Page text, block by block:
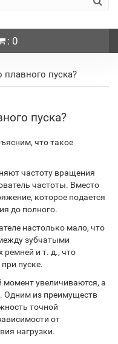
: 0
плавного пуска?
пуска?
что такое
частоту вращения
частоты. Вместо
которое подается
до полного.
настолько мало, что
зубчатыми
и т. д., что
пуске.
увеличиваются, а
Одним из преимуществ
точной
от
нагрузки.